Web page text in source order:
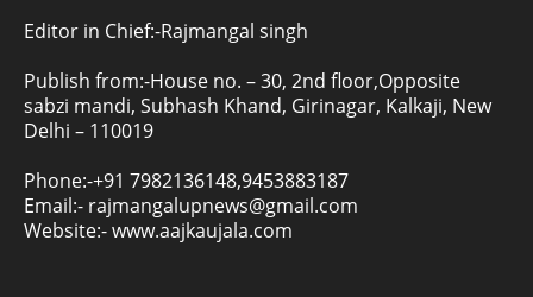
Editor in Chief:-Rajmangal singh
Publish from:-House no. – 30, 2nd floor,Opposite
sabzi mandi, Subhash Khand, Girinagar, Kalkaji, New
Delhi – 110019
Phone:-+91 7982136148,9453883187
Email:- rajmangalupnews@gmail.com
Website:-www.aajkaujala.com